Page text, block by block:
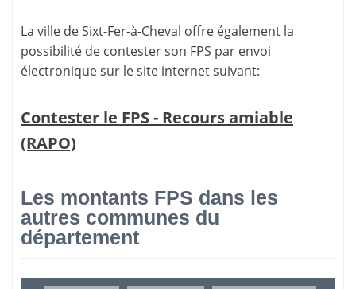
La ville de Sixt-Fer-à-Cheval offre également la
possibilité de contester son FPS par envoi
électronique sur le site internet suivant:
Contester le FPS - Recours amiable
(RAPO)
Les montants FPS dans les
autres communes du
département